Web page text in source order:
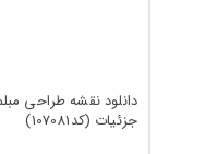
دانلود نقشه طراحی
جزئیات (کد107081)